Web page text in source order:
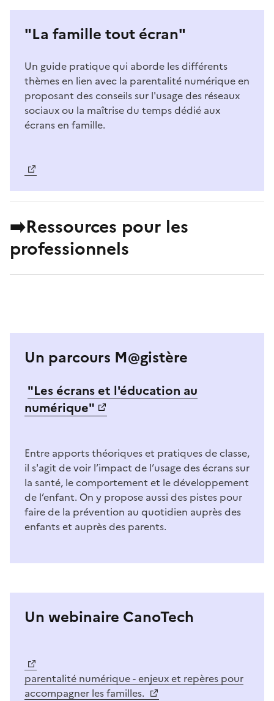
"La famille tout écran"
Un guide pratique qui aborde les différents
thèmes en lien avec la parentalité numérique en
proposant des conseils sur l'usage des réseaux
sociaux ou la maîtrise du temps dédié aux
écrans en famille.
➡️Ressources pour les
professionnels
Un parcours M@gistère
"Les écrans et l'éducation au
numérique"
Entre apports théoriques et pratiques de classe,
il s'agit de voir l’impact de l’usage des écrans sur
la santé, le comportement et le développement
de l’enfant. On y propose aussi des pistes pour
faire de la prévention au quotidien auprès des
enfants et auprès des parents.
Un webinaire CanoTech
parentalité numérique - enjeux et repères pour
accompagner les familles.